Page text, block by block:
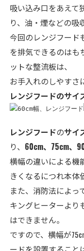
吸い込み口をあえて
り、油・煙などの吸
今回のレンジフード
を排気できるのはも
ットな整流板は、
お手入れのしやすさ
レンジフードのサイ
レンジフードのサイ
り、 60cm、75cm、
横幅の違いによる機
きくなるにつれ本体
また、消防法によっ
キングヒーターより
はできません。
ですので、横幅が